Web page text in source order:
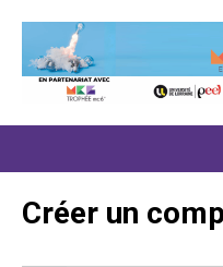
Créer un